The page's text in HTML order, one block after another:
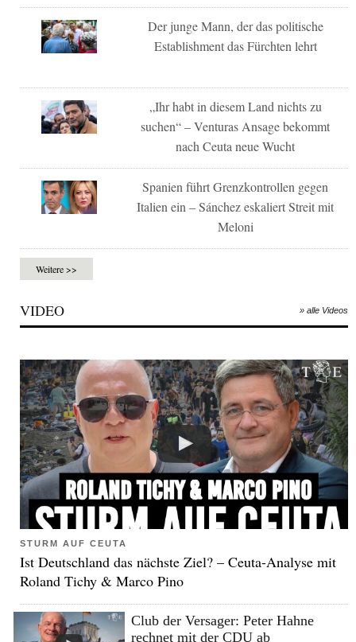
Der junge Mann, der das politische
Establishment das Fürchten lehrt
„Ihr habt in diesem Land nichts zu
suchen“ – Venturas Ansage bekommt
nach Ceuta neue Wucht
Spanien führt Grenzkontrollen gegen
Italien ein – Sánchez eskaliert Streit mit
Meloni
Weitere >>
VIDEO » alle Videos
STURM AUF CEUTA
Ist Deutschland das nächste Ziel? – Ceuta-Analyse mit
Roland Tichy & Marco Pino
Club der Versager: Peter Hahne
rechnet mit der CDU ab